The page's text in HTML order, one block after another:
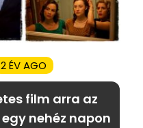
2 ÉV AGO
film arra az
nehéz napon